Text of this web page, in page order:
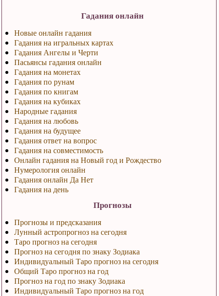
Гадания онлайн
Новые онлайн гадания
Гадания на игральных картах
Гадания Ангелы и Черти
Пасьянсы гадания онлайн
Гадания на монетах
Гадания по рунам
Гадания по книгам
Гадания на кубиках
Народные гадания
Гадания на любовь
Гадания на будущее
Гадания ответ на вопрос
Гадания на совместимость
Онлайн гадания на Новый год и Рождество
Нумерология онлайн
Гадания онлайн Да Нет
Гадания на день
Прогнозы
Прогнозы и предсказания
Лунный астропрогноз на сегодня
Таро прогноз на сегодня
Прогноз на сегодня по знаку Зодиака
Индивидуальный Таро прогноз на сегодня
Общий Таро прогноз на год
Прогноз на год по знаку Зодиака
Индивидуальный Таро прогноз на год